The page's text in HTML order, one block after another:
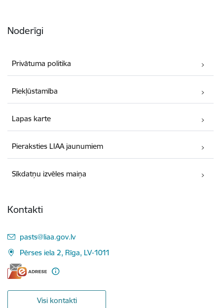
Noderīgi
Privātuma politika
Piekļūstamība
Lapas karte
Pieraksties LIAA jaunumiem
Sīkdatņu izvēles maiņa
Kontakti
E-pasts:
pasts@liaa.gov.lv
Pērses iela 2, Rīga, LV-1011
Visi kontakti